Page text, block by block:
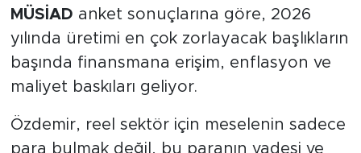
MÜSİAD anket sonuçlarına göre, 2026
yılında üretimi en çok zorlayacak başlıkların
başında finansmana erişim, enflasyon ve
maliyet baskıları geliyor.
Özdemir, reel sektör için meselenin sadece
para bulmak değil, bu paranın vadesi ve